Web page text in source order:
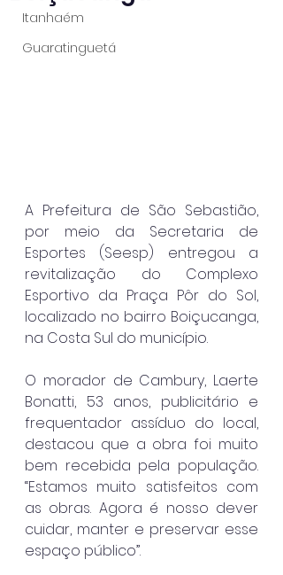
Itanhaém
Guaratinguetá
A Prefeitura de São Sebastião,
por meio da Secretaria de
Esportes (Seesp) entregou a
revitalização do Complexo
Esportivo da Praça Pôr do Sol,
localizado no bairro Boiçucanga,
na Costa Sul do município.
O morador de Cambury, Laerte
Bonatti, 53 anos, publicitário e
frequentador assíduo do local,
destacou que a obra foi muito
bem recebida pela população.
“Estamos muito satisfeitos com
as obras. Agora é nosso dever
cuidar, manter e preservar esse
espaço público”.